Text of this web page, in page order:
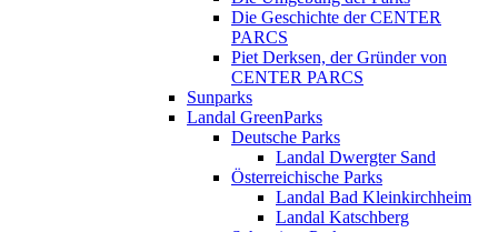
Die Geschichte der CENTER
PARCS
Piet Derksen, der Gründer von
CENTER PARCS
Sunparks
Landal GreenParks
Deutsche Parks
Landal Dwergter Sand
Österreichische Parks
Landal Bad Kleinkirchheim
Landal Katschberg